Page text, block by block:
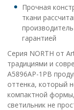
Прочная
ткани
гарантией
Серия NORTH от
традициями и
A5896AP-1PB
оттенка, который
компактной
светильник не